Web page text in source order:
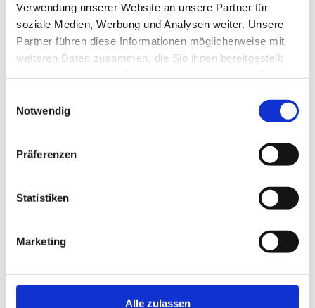
Verwendung unserer Website an unsere Partner für
soziale Medien, Werbung und Analysen weiter. Unsere
Partner führen diese Informationen möglicherweise mit
weiteren Daten zusammen, die Sie ihnen bereitgestellt
Notwendig
Präferenzen
Statistiken
Marketing
Alle zulassen
Darlehensumwandlung oder
Einzahlungen der Gesellschafter), kann
ein Antrag auf Überbrückungshilfe
Unternehmen
mit weniger als 50 Beschäftigten und
einer Jahresbilanzsumme von